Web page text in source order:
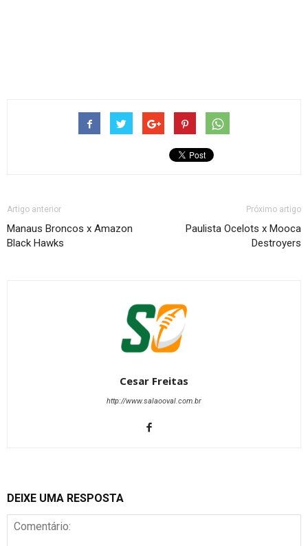
Artigo anterior
Manaus Broncos x Amazon
Black Hawks
Próximo artigo
Paulista Ocelots x Mooca
Destroyers
Cesar Freitas
http://www.salaooval.com.br
DEIXE UMA RESPOSTA